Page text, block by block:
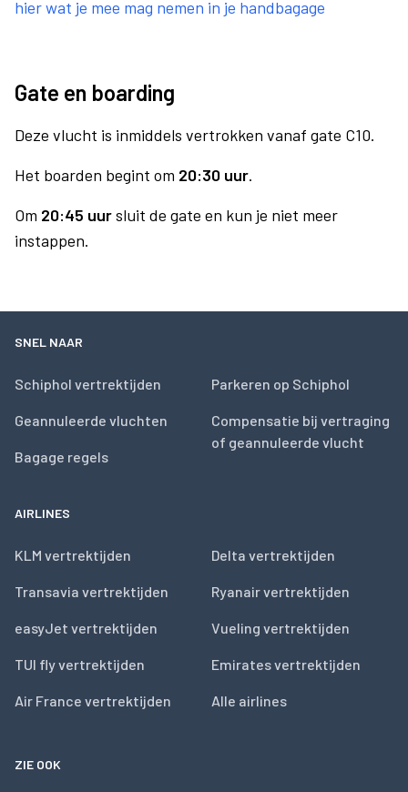
hier wat je mee mag nemen in je handbagage
Gate en boarding
Deze vlucht is inmiddels vertrokken vanaf gate C10.
Het boarden begint om 20:30 uur.
Om 20:45 uursluit de gate en kun je niet meer
instappen.
SNEL NAAR
Schiphol vertrektijden
Geannuleerde vluchten
Bagage regels
Parkeren op Schiphol
Compensatie bij vertraging
of geannuleerde vlucht
AIRLINES
KLM vertrektijden
Transavia vertrektijden
easyJet vertrektijden
TUI fly vertrektijden
Air France vertrektijden
Delta vertrektijden
Ryanair vertrektijden
Vueling vertrektijden
Emirates vertrektijden
Alle airlines
ZIE OOK